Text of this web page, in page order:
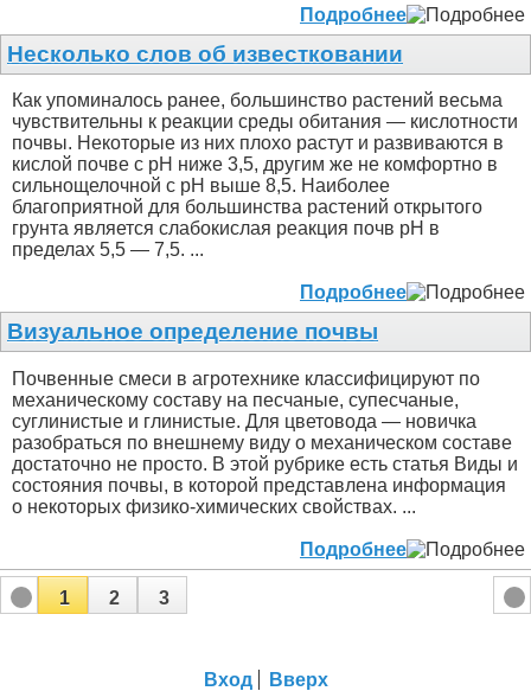
Подробнее
Несколько слов об известковании
Как упоминалось ранее, большинство растений весьма
чувствительны к реакции среды обитания — кислотности
почвы. Некоторые из них плохо растут и развиваются в
кислой почве с рН ниже 3,5, другим же не комфортно в
сильнощелочной с рН выше 8,5. Наиболее
благоприятной для большинства растений открытого
грунта является слабокислая реакция почв рН в
пределах 5,5 — 7,5. ...
Подробнее
Визуальное определение почвы
Почвенные смеси в агротехнике классифицируют по
механическому составу на песчаные, супесчаные,
суглинистые и глинистые. Для цветовода — новичка
разобраться по внешнему виду о механическом составе
достаточно не просто. В этой рубрике есть статья Виды и
состояния почвы, в которой представлена информация
о некоторых физико-химических свойствах. ...
Подробнее
1 2 3
Вход Вверх